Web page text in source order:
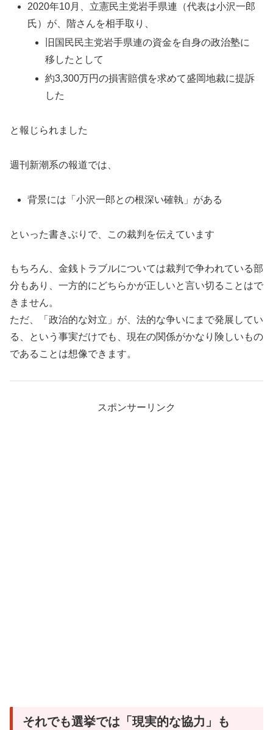
2020年10月、立憲民主党岩手県連（代表は小沢一郎
氏）が、階さんを相手取り、
旧国民民主党岩手県連の資金を自身の政治塾に
移したとして
約3,300万円の損害賠償を求めて盛岡地裁に提訴
した
と報じられました
週刊新潮系の報道では、
背景には「小沢一郎との根深い確執」がある
といった書きぶりで、この裁判を伝えています
もちろん、金銭トラブルについては裁判で争われている部
分もあり、一方的にどちらかが正しいと言い切ることはで
きません。
ただ、「政治的な対立」が、法的な争いにまで発展してい
る、という事実だけでも、現在の関係がかなり険しいもの
であることは想像できます。
スポンサーリンク
それでも選挙では「現実的な協力」も